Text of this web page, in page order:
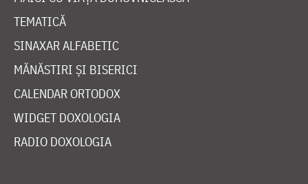
TEMATICĂ
SINAXAR ALFABETIC
MĂNĂSTIRI ȘI BISERICI
CALENDAR ORTODOX
WIDGET DOXOLOGIA
RADIO DOXOLOGIA